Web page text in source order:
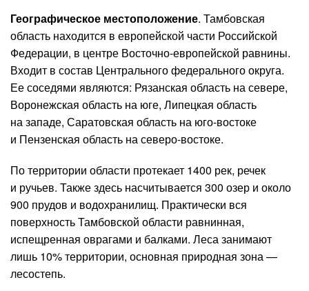
Географическое местоположение. Тамбовская
область находится в европейской части Российской
Федерации, в центре Восточно-европейской равнины.
Входит в состав Центрального федерального округа.
Ее соседями являются: Рязанская область на севере,
Воронежская область на юге, Липецкая область
на западе, Саратовская область на юго-востоке
и Пензенская область на северо-востоке.
По территории области протекает 1400 рек, речек
и ручьев. Также здесь насчитывается 300 озер и около
900 прудов и водохранилищ. Практически вся
поверхность Тамбовской области равнинная,
испещренная оврагами и балками. Леса занимают
лишь 10% территории, основная природная зона —
лесостепь.